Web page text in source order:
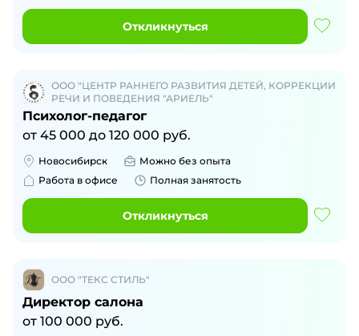
Откликнуться
ООО "ЦЕНТР РАННЕГО РАЗВИТИЯ ДЕТЕЙ, КОРРЕКЦИИ
РЕЧИ И ПОВЕДЕНИЯ "АРИЕЛЬ"
Психолог-педагог
от 45 000 до 120 000 руб.
Новосибирск
Можно без опыта
Работа в офисе
Полная занятость
Откликнуться
ООО "ТЕКС СТИЛЬ"
Директор салона
от 100 000 руб.